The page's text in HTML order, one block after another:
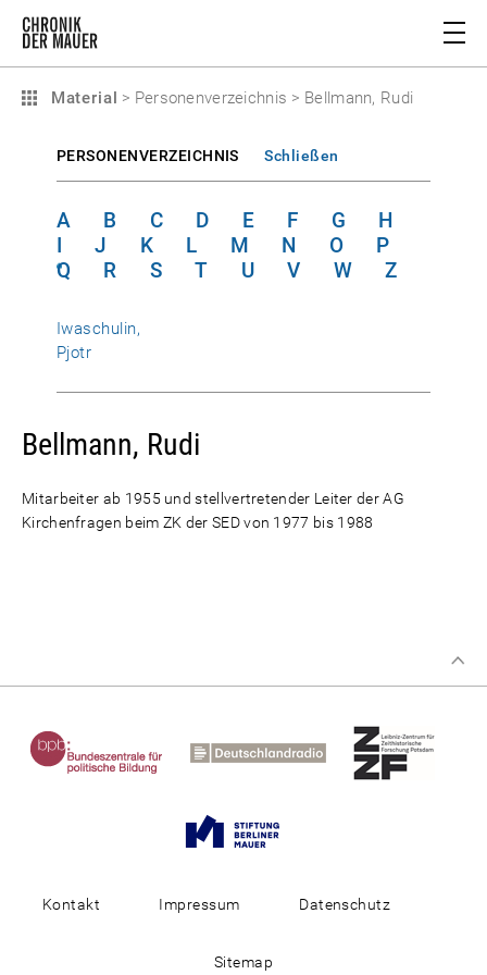
Material > Personenverzeichnis > Bellmann, Rudi
PERSONENVERZEICHNIS Schließen
A B C D E F G
H
I
J K L M N O
P
Q
R S T U V W Z
Iwaschulin,
Pjotr
Bellmann, Rudi
Mitarbeiter ab 1955 und stellvertretender Leiter der AG
Kirchenfragen beim ZK der SED von 1977 bis 1988
Kontakt Impressum Datenschutz
Sitemap